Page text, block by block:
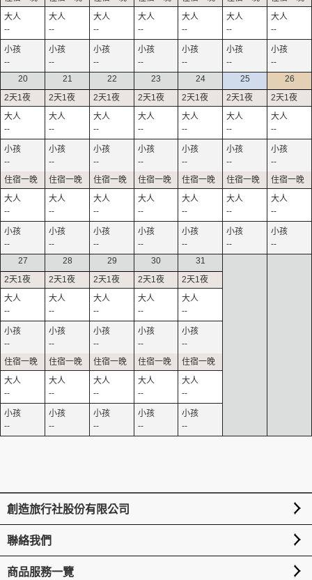
--
--
--
--
--
--
--
--
--
--
--
--
--
--
20
--
--
--
--
21
--
--
--
--
22
--
--
--
--
23
--
--
--
--
24
--
--
--
--
25
--
--
--
--
26
--
--
--
--
27
--
--
--
--
28
--
--
--
--
29
--
--
--
--
30
--
--
--
--
31
--
--
--
--
創造旅行社股份有限公司
聯絡我們
商品服務一覽